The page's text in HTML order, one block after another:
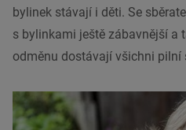
bylinek stávají i děti. Se
s bylinkami ještě zábavnější a
odměnu dostávají všichni pilní